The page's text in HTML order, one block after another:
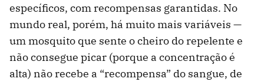
específicos, com recompensas garantidas. No
mundo real, porém, há muito mais variáveis —
um mosquito que sente o cheiro do repelente e
não consegue picar (porque a concentração é
alta) não recebe a “recompensa” do sangue, de